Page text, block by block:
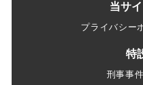
当サ
プライバシー
特
刑事事